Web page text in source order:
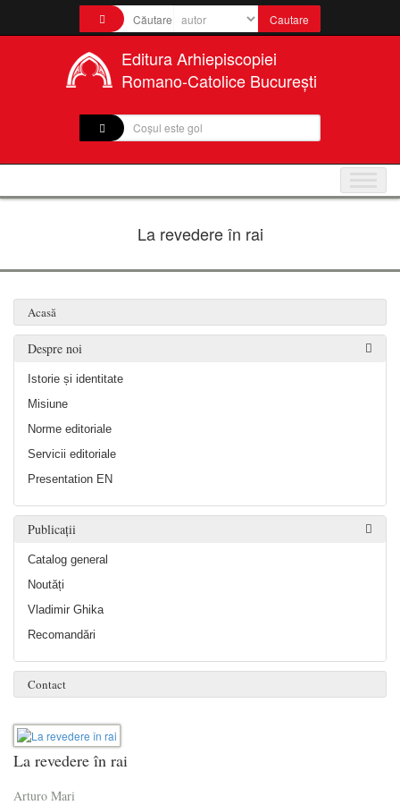
Editura Arhiepiscopiei
Romano-Catolice București
Coșul este gol
La revedere în rai
Acasă
Despre noi
Istorie și identitate
Misiune
Norme editoriale
Servicii editoriale
Presentation EN
Publicații
Catalog general
Noutăți
Vladimir Ghika
Recomandări
Contact
La revedere în rai
Arturo Mari